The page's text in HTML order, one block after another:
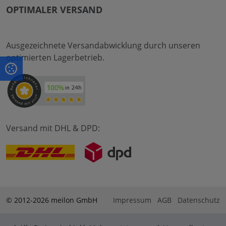
OPTIMALER VERSAND
Ausgezeichnete Versandabwicklung durch unseren
optimierten Lagerbetrieb.
Versand mit DHL & DPD:
© 2012-2026 meilon GmbH Impressum AGB Datenschutz